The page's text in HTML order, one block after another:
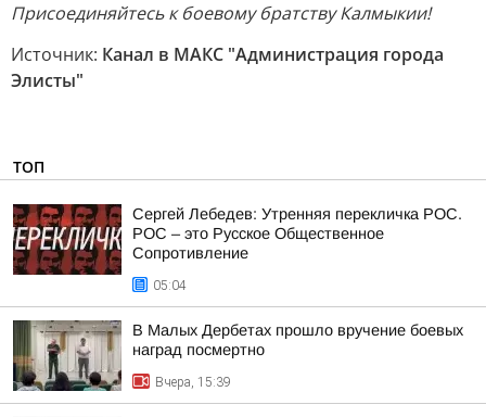
Присоединяйтесь к боевому братству Калмыкии!
Источник: Канал в МАКС "Администрация города
Элисты"
ТОП
Сергей Лебедев: Утренняя перекличка РОС.
РОС – это Русское Общественное
Сопротивление
05:04
В Малых Дербетах прошло вручение боевых
наград посмертно
Вчера, 15:39